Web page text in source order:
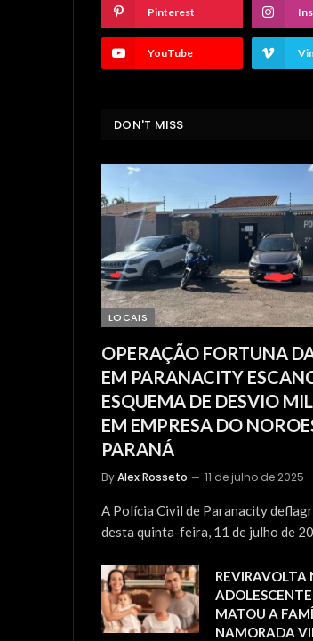
Pinterest
YouTube
DON'T MISS
LOCAIS
OPERAÇÃO FORTUNA
EM PARANACITY
ESQUEMA DE DESVIO
EM EMPRESA DO
PARANÁ
ByAlex Rosseto 11 de julho de 2025
A Polícia Civil de Paranacity
desta quinta-feira, 11 de julho de
REVIRAVOLTA
MATOU A
NAMORADA